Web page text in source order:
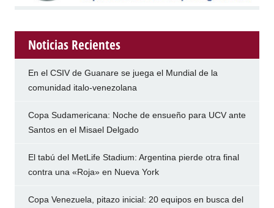
Noticias Recientes
En el CSIV de Guanare se juega el Mundial de la
comunidad italo-venezolana
Copa Sudamericana: Noche de ensueño para UCV ante
Santos en el Misael Delgado
El tabú del MetLife Stadium: Argentina pierde otra final
contra una «Roja» en Nueva York
Copa Venezuela, pitazo inicial: 20 equipos en busca del